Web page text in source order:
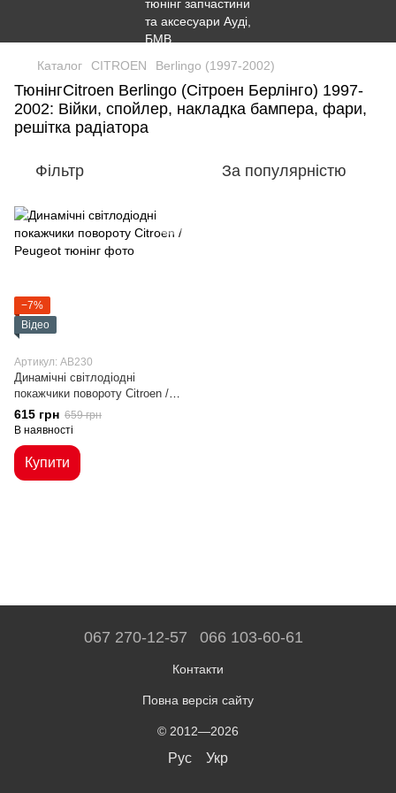
Каталог CITROEN Berlingo (1997-2002)
ТюнінгCitroen Berlingo (Сітроен Берлінго) 1997-
2002: Війки, спойлер, накладка бампера, фари,
решітка радіатора
Фільтр За популярністю
−7%
Відео
Артикул: AB230
Динамічні світлодіодні
покажчики повороту Citroen /
Peugeot
615 грн 659 грн
В наявності
Купити
067 270-12-57 066 103-60-61
Контакти
Повна версія сайту
© 2012—2026
Рус Укр